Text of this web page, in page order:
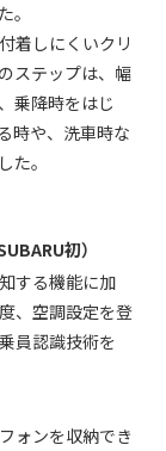
。
着しにくいクリ
ステップは、幅
乗降時をはじ
時や、洗車時な
た。
SUBARU初）
する機能に加
、空調設定を登
員認識技術を
ォンを収納でき